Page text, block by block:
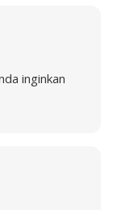
inginkan